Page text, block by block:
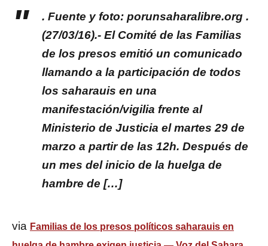
. Fuente y foto: porunsaharalibre.org .
(27/03/16).- El Comité de las Familias
de los presos emitió un comunicado
llamando a la participación de todos
los saharauis en una
manifestación/vigilia frente al
Ministerio de Justicia el martes 29 de
marzo a partir de las 12h. Después de
un mes del inicio de la huelga de
hambre de […]
via Familias de los presos políticos saharauis en